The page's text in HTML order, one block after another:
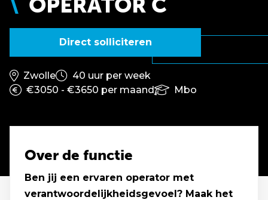
Direct solliciteren
Zwolle
40 uur per week
€3050 - €3650 per maand
Mbo
Over de functie
Ben jij een ervaren operator met
verantwoordelijkheidsgevoel? Maak het